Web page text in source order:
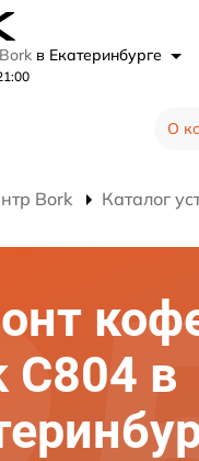
в Екатеринбурге
О
Bork Каталог
C804 в